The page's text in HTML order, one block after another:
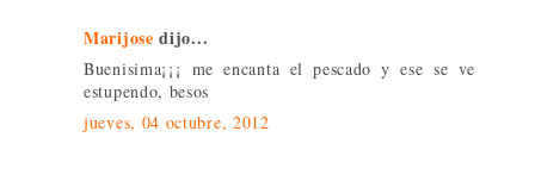
Marijose dijo...
Buenisima¡¡¡ me encanta el pescado y ese se ve
estupendo, besos
jueves, 04 octubre, 2012